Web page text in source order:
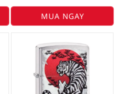
MUA NGAY